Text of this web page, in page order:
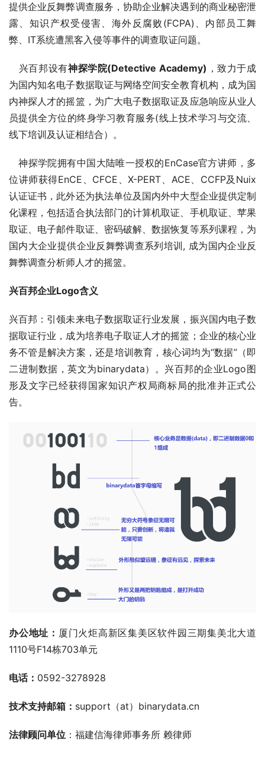
提供企业反舞弊调查服务，协助企业解决遇到的商业秘密泄
露、知识产权受侵害、海外反腐败 (FCPA) 、内部员工舞
弊、 IT系统遭黑客入侵等事件的调查取证问题。
兴百邦设有神探学院(Detective Academy) ，致力于成
为国内知名电子数据取证与网络空间安全教育机构，成为国
内神探人才的摇篮，为广大电子数据取证及应急响应从业人
员提供全方位的终身学习教育服务(线上技术学习与交流、
线下培训及认证相结合）。
神探学院拥有中国大陆唯一授权的EnCase官方讲师，多
位讲师获得EnCE、CFCE、X-PERT、ACE、CCFP及Nuix
认证证书，此外还为执法单位及国内外中大型企业提供定制
化课程，包括适合执法部门的计算机取证、手机取证、苹果
取证、电子邮件取证、密码破解、数据恢复等系列课程，为
国内大企业提供企业反舞弊调查系列培训 , 成为国内企业反
舞弊调查分析师人才的摇篮。
兴百邦企业Logo含义
兴百邦：引领未来电子数据取证行业发展，振兴国内电子数
据取证行业，成为培养电子取证人才的摇篮；企业的核心业
务不管是解决方案，还是培训教育，核心词均为“数据”（即
二进制数据，英文为binarydata）。兴百邦的企业Logo图
形及文字已经获得国家知识产权局商标局的批准并正式公
告。
办公地址： 厦门火炬高新区集美区软件园三期集美北大道
1110号F14栋703单元
电话： 0592-3278928
技术支持邮箱： support（at）binarydata.cn
法律顾问单位 ：福建信海律师事务所 赖律师